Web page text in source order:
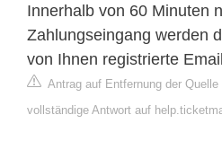
Innerhalb von 60 Minuten
Zahlungseingang werden
von Ihnen registrierte
Antrag auf Entfernung der Quelle
vollständige Antwort auf